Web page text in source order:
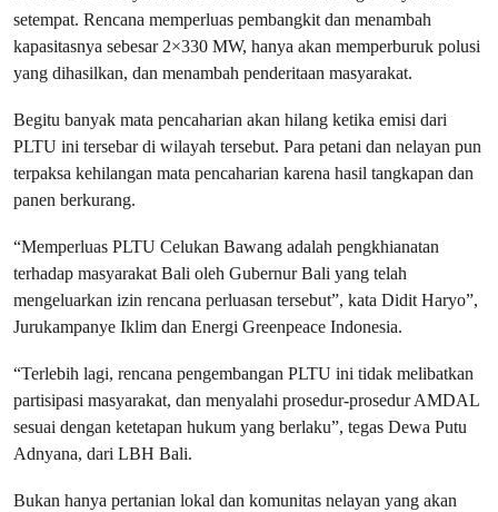
setempat. Rencana memperluas pembangkit dan menambah
kapasitasnya sebesar 2×330 MW, hanya akan memperburuk polusi
yang dihasilkan, dan menambah penderitaan masyarakat.
Begitu banyak mata pencaharian akan hilang ketika emisi dari
PLTU ini tersebar di wilayah tersebut. Para petani dan nelayan pun
terpaksa kehilangan mata pencaharian karena hasil tangkapan dan
panen berkurang.
“Memperluas PLTU Celukan Bawang adalah pengkhianatan
terhadap masyarakat Bali oleh Gubernur Bali yang telah
mengeluarkan izin rencana perluasan tersebut”, kata Didit Haryo”,
Jurukampanye Iklim dan Energi Greenpeace Indonesia.
“Terlebih lagi, rencana pengembangan PLTU ini tidak melibatkan
partisipasi masyarakat, dan menyalahi prosedur-prosedur AMDAL
sesuai dengan ketetapan hukum yang berlaku”, tegas Dewa Putu
Adnyana, dari LBH Bali.
Bukan hanya pertanian lokal dan komunitas nelayan yang akan